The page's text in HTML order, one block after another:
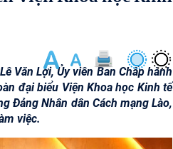
Văn Lợi, Ủy viên Ban Chấp hành
đại biểu Viện Khoa học Kinh tế
Đảng Nhân dân Cách mạng Lào,
việc.